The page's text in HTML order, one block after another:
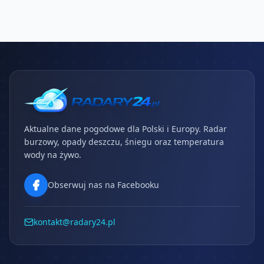
Aktualne dane pogodowe dla Polski i Europy. Radar
burzowy, opady deszczu, śniegu oraz temperatura
wody na żywo.
Obserwuj nas na Facebooku
kontakt@radary24.pl